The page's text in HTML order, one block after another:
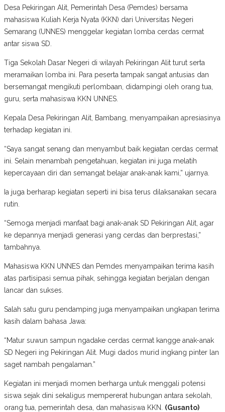
Desa Pekiringan Alit, Pemerintah Desa (Pemdes) bersama
mahasiswa Kuliah Kerja Nyata (KKN) dari Universitas Negeri
Semarang (UNNES) menggelar kegiatan lomba cerdas cermat
antar siswa SD.
Tiga Sekolah Dasar Negeri di wilayah Pekiringan Alit turut serta
meramaikan lomba ini. Para peserta tampak sangat antusias dan
bersemangat mengikuti perlombaan, didampingi oleh orang tua,
guru, serta mahasiswa KKN UNNES.
Kepala Desa Pekiringan Alit, Bambang, menyampaikan apresiasinya
terhadap kegiatan ini.
“Saya sangat senang dan menyambut baik kegiatan cerdas cermat
ini. Selain menambah pengetahuan, kegiatan ini juga melatih
kepercayaan diri dan semangat belajar anak-anak kami,” ujarnya.
Ia juga berharap kegiatan seperti ini bisa terus dilaksanakan secara
rutin.
“Semoga menjadi manfaat bagi anak-anak SD Pekiringan Alit, agar
ke depannya menjadi generasi yang cerdas dan berprestasi,”
tambahnya.
Mahasiswa KKN UNNES dan Pemdes menyampaikan terima kasih
atas partisipasi semua pihak, sehingga kegiatan berjalan dengan
lancar dan sukses.
Salah satu guru pendamping juga menyampaikan ungkapan terima
kasih dalam bahasa Jawa:
“Matur suwun sampun ngadake cerdas cermat kangge anak-anak
SD Negeri ing Pekiringan Alit. Mugi dados murid ingkang pinter lan
saget nambah pengalaman.”
Kegiatan ini menjadi momen berharga untuk menggali potensi
siswa sejak dini sekaligus mempererat hubungan antara sekolah,
orang tua, pemerintah desa, dan mahasiswa KKN. (Gusanto)